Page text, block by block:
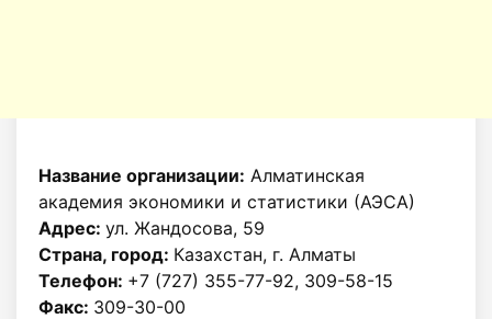
Название организации: Алматинская
академия экономики и статистики (АЭСА)
Адрес: ул. Жандосова, 59
Страна, город: Казахстан, г. Алматы
Телефон: +7 (727) 355-77-92, 309-58-15
Факс: 309-30-00